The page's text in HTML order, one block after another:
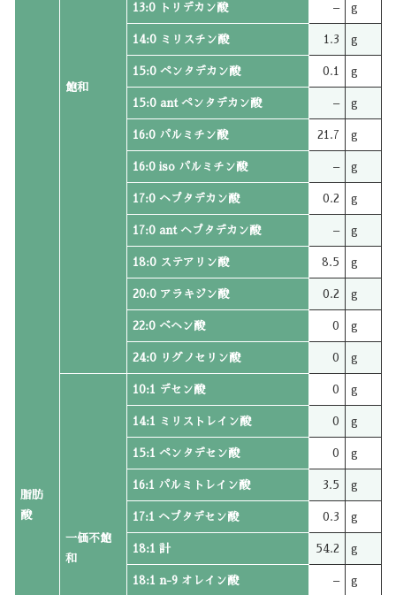
脂肪
酸
飽和
13:0 トリデカン酸 – g
14:0 ミリスチン酸 1.3 g
15:0 ペンタデカン酸 0.1 g
15:0 ant ペンタデカン酸 – g
16:0 パルミチン酸 21.7 g
16:0 iso パルミチン酸 – g
17:0 ヘプタデカン酸 0.2 g
17:0 ant ヘプタデカン酸 – g
18:0 ステアリン酸 8.5 g
20:0 アラキジン酸 0.2 g
22:0 ベヘン酸 0 g
24:0 リグノセリン酸 0 g
一価不飽
和
10:1 デセン酸 0 g
14:1 ミリストレイン酸 0 g
15:1 ペンタデセン酸 0 g
16:1 パルミトレイン酸 3.5 g
17:1 ヘプタデセン酸 0.3 g
18:1 計 54.2 g
18:1 n-9 オレイン酸 – g